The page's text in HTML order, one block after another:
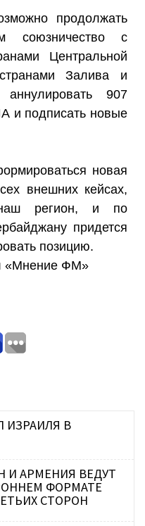
продолжать
союзничество с
Центральной
Залива и
907
и подписать новые
новая
внешних кейсах,
регион, и по
придется
позицию.
«Мнение ФМ»
ИЗРАИЛЯ В
И АРМЕНИЯ ВЕДУТ
ФОРМАТЕ
СТОРОН